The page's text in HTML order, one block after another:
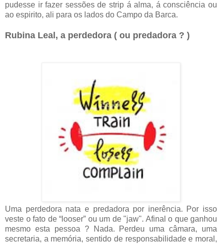
pudesse ir fazer sessões de strip á alma, á consciência ou
ao espirito, ali para os lados do Campo da Barca.
Rubina Leal, a perdedora ( ou predadora ? )
Uma perdedora nata e predadora por inerência. Por isso
veste o fato de “looser” ou um de "jaw". Afinal o que ganhou
mesmo esta pessoa ? Nada. Perdeu uma câmara, uma
secretaria, a memória, sentido de responsabilidade e moral,